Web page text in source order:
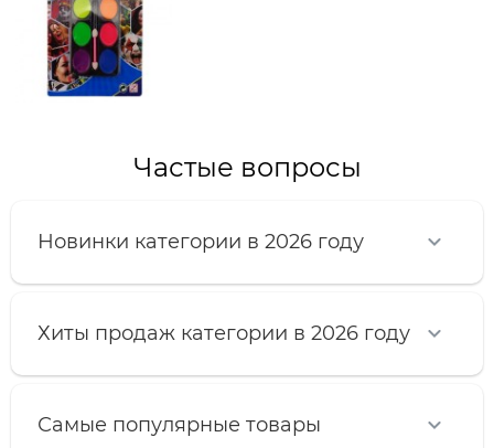
Частые вопросы
Новинки категории в 2026 году
Хиты продаж категории в 2026 году
Самые популярные товары